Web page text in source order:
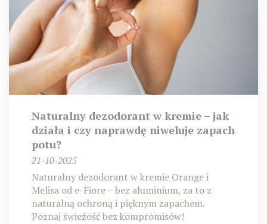
Naturalny dezodorant w kremie – jak
działa i czy naprawdę niweluje zapach
potu?
21-10-2025
Naturalny dezodorant w kremie Orange i
Melisa od e-Fiore – bez aluminium, za to z
naturalną ochroną i pięknym zapachem.
Poznaj świeżość bez kompromisów!